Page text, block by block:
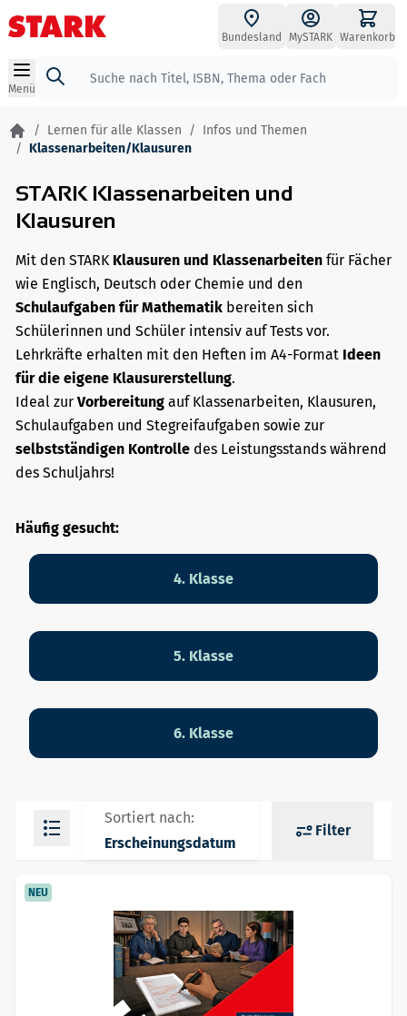
Zum Inhalt springen
Bundesland MySTARK Warenkorb
Menü
Suche
/ Lernen für alle Klassen / Infos und Themen
/ Klassenarbeiten/Klausuren
STARK Klassenarbeiten und
Klausuren
Mit den STARK Klausuren und Klassenarbeiten für Fächer
wie Englisch, Deutsch oder Chemie und den
Schulaufgaben für Mathematik bereiten sich
Schülerinnen und Schüler intensiv auf Tests vor.
Lehrkräfte erhalten mit den Heften im A4-Format Ideen
für die eigene Klausurerstellung.
Ideal zur Vorbereitung auf Klassenarbeiten, Klausuren,
Schulaufgaben und Stegreifaufgaben sowie zur
selbstständigen Kontrolle des Leistungsstands während
des Schuljahrs!
Häufig gesucht:
4. Klasse
5. Klasse
6. Klasse
Sortiert nach:
Erscheinungsdatum
Filter
NEU